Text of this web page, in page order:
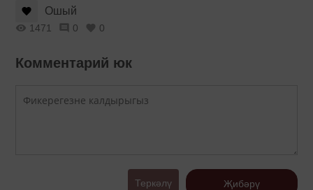
Ошый
1471 0 0
Комментарий юк
Теркәлү Җибәрү